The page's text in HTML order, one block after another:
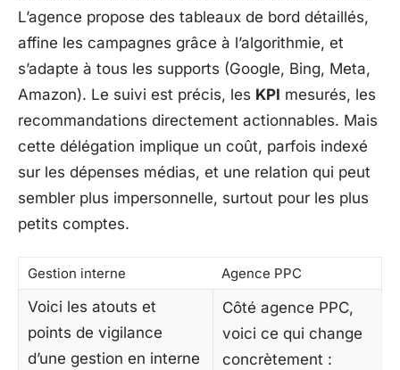
L’agence propose des tableaux de bord détaillés,
affine les campagnes grâce à l’algorithmie, et
s’adapte à tous les supports (Google, Bing, Meta,
Amazon). Le suivi est précis, les KPI mesurés, les
recommandations directement actionnables. Mais
cette délégation implique un coût, parfois indexé
sur les dépenses médias, et une relation qui peut
sembler plus impersonnelle, surtout pour les plus
petits comptes.
Gestion interne Agence PPC
Voici les atouts et
points de vigilance
d’une gestion en interne
Côté agence PPC,
voici ce qui change
concrètement :